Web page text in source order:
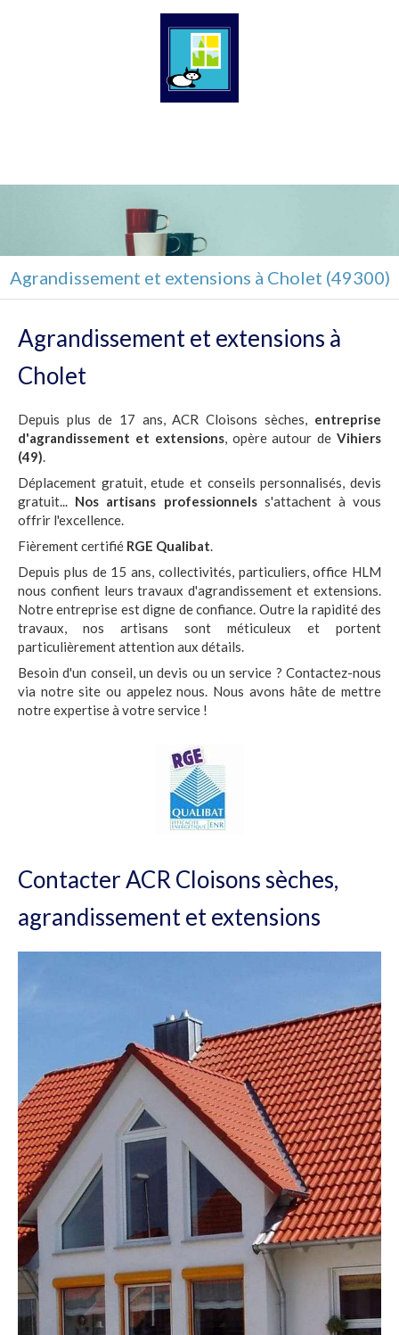
Agrandissement et extensions à Cholet (49300)
Agrandissement et extensions à
Cholet
Depuis plus de 17 ans, ACR Cloisons sèches, entreprise
d'agrandissement et extensions, opère autour deVihiers
(49).
Déplacement gratuit, etude et conseils personnalisés, devis
gratuit... Nos artisans professionnelss'attachent à vous
offrir l'excellence.
Fièrement certifié RGE Qualibat.
Depuis plus de 15 ans, collectivités, particuliers, office HLM
nous confient leurs travaux d'agrandissement et extensions.
Notre entreprise est digne de confiance. Outre la rapidité des
travaux, nos artisans sont méticuleux et portent
particulièrement attention aux détails.
Besoin d'un conseil, un devis ou un service ? Contactez-nous
via notre site ou appelez nous. Nous avons hâte de mettre
notre expertise à votre service !
Contacter ACR Cloisons sèches,
agrandissement et extensions